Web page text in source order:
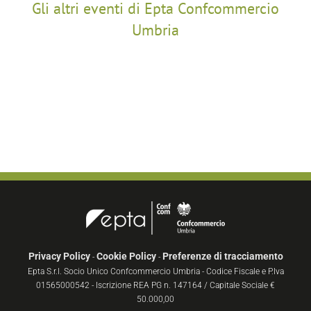
Gli altri eventi di Epta Confcommercio
Umbria
Privacy Policy- Cookie Policy- Preferenze di tracciamento
Epta S.r.l. Socio Unico Confcommercio Umbria - Codice Fiscale e P.Iva
01565000542 - Iscrizione REA PG n. 147164 / Capitale Sociale €
50.000,00